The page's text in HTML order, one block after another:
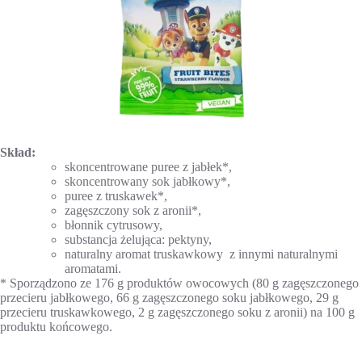
Skład:
skoncentrowane puree z jabłek*,
skoncentrowany sok jabłkowy*,
puree z truskawek*,
zagęszczony sok z aronii*,
błonnik cytrusowy,
substancja żelująca: pektyny,
naturalny aromat truskawkowy z innymi naturalnymi
aromatami.
* Sporządzono ze 176 g produktów owocowych (80 g zagęszczonego
przecieru jabłkowego, 66 g zagęszczonego soku jabłkowego, 29 g
przecieru truskawkowego, 2 g zagęszczonego soku z aronii) na 100 g
produktu końcowego.